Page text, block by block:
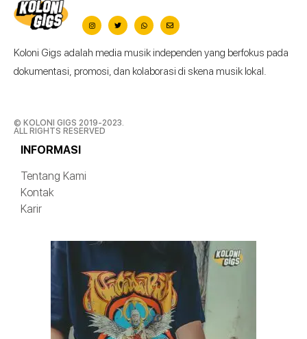
Koloni Gigs adalah media musik independen yang berfokus pada
dokumentasi, promosi, dan kolaborasi di skena musik lokal.
© KOLONI GIGS 2019-2023.
ALL RIGHTS RESERVED
INFORMASI
Tentang Kami
Kontak
Karir